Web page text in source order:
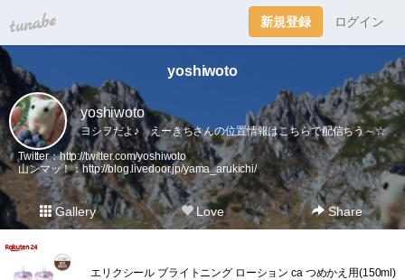
tuna.be 新規登録 ログイン
yoshiwoto
yoshiwoto
ヨシヲだよ♪ えーきちさんの位置情報はこちらで配信ちう～☆
Twitter：http://twitter.com/yoshiwoto
山ンマッ！：http://blog.livedoor.jp/yama_arukichi/
Gallery Love Share
エリクシール ブライトニング ローション ca つめかえ用(150ml)